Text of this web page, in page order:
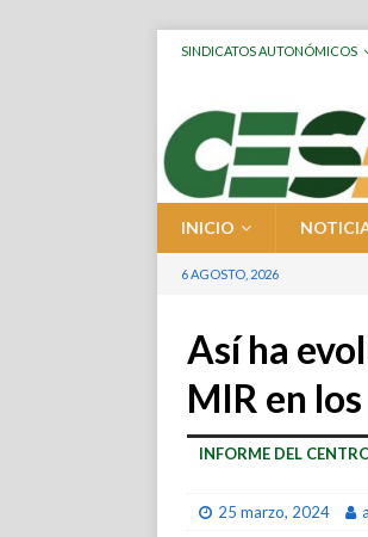
SINDICATOS AUTONÓMICOS
INICIO
6 AGOSTO, 2026
Así ha
MIR en
INFORME DEL
25 marzo, 2024